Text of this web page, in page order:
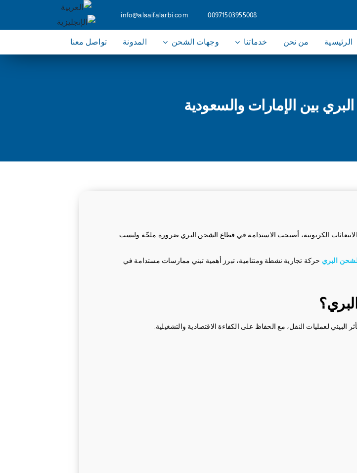
00971503955008
info@alsaifalarbi.com
الرئيسية من نحن خدماتنا وجهات الشحن المدونة تواصل معنا
بين الإمارات والسعودية
الانبعاثات الكربونية، أصبحت الاستدامة في قطاع الشحن البري ضرورة ملحّة وليست
البري حركة تجارية نشطة ومتنامية، تبرز أهمية تبني ممارسات مستدامة في
لعمليات النقل، مع الحفاظ على الكفاءة الاقتصادية والتشغيلية.